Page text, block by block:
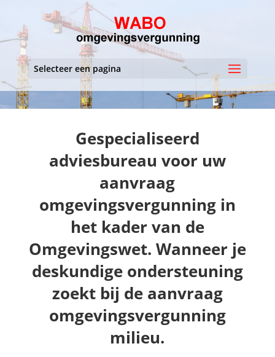
Selecteer een pagina
Gespecialiseerd
adviesbureau voor uw
aanvraag
omgevingsvergunning in
het kader van de
Omgevingswet. Wanneer je
deskundige ondersteuning
zoekt bij de aanvraag
omgevingsvergunning
milieu.